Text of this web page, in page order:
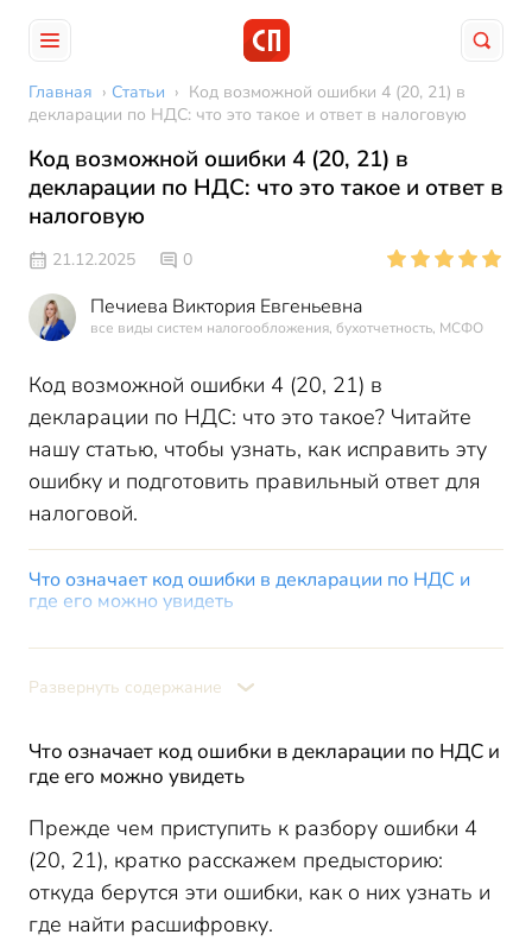
Главная › Статьи › Код возможной ошибки 4 (20, 21) в
декларации по НДС: что это такое и ответ в налоговую
Код возможной ошибки 4 (20, 21) в
декларации по НДС: что это такое и ответ в
налоговую
21.12.2025 0
Печиева Виктория Евгеньевна
все виды систем налогообложения, бухотчетность, МСФО
Код возможной ошибки 4 (20, 21) в
декларации по НДС: что это такое? Читайте
нашу статью, чтобы узнать, как исправить эту
ошибку и подготовить правильный ответ для
налоговой.
Что означает код ошибки в декларации по НДС и
где его можно увидеть
Причины появления ошибки 4 (20, 21)
приложении 9 к декларации по НДС
Код ошибки 4 (20, 21) в декларации по НДС: ответ в
Итоги
Развернуть содержание
Что означает код ошибки в декларации по НДС и
где его можно увидеть
Прежде чем приступить к разбору ошибки 4
(20, 21), кратко расскажем предысторию:
откуда берутся эти ошибки, как о них узнать и
где найти расшифровку.